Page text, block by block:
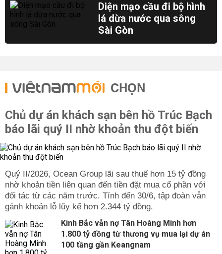
Diện mạo cầu đi bộ hình
lá dừa nước qua sông
Sài Gòn
CHỌN
Chủ dự án khách sạn bên hồ Trúc Bạch
báo lãi quý II nhờ khoản thu đột biến
Quý II/2026, Ocean Group lãi sau thuế hơn 15 tỷ đồng
nhờ khoản tiền liên quan đến tiền đặt mua cổ phần với
đối tác từ các năm trước. Tính đến 30/6, tập đoàn vẫn
gánh khoản lỗ lũy kế hơn 2.344 tỷ đồng.
Kinh Bắc vẫn nợ Tân Hoàng Minh hơn
1.800 tỷ đồng từ thương vụ mua lại dự án
100 tầng gần Keangnam